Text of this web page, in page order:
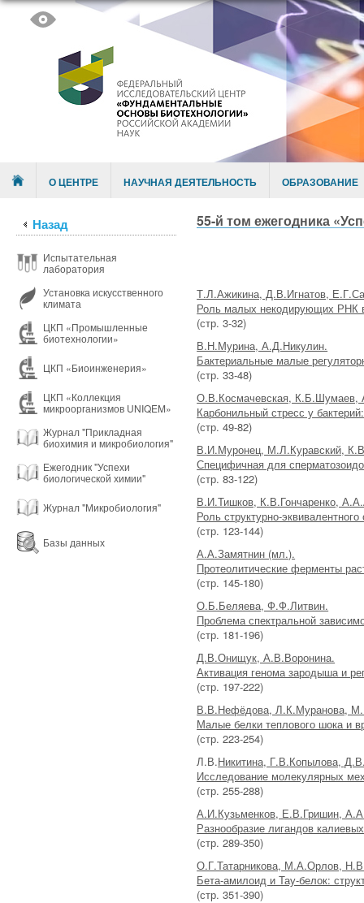
Menu О ЦЕНТРЕ НАУЧНАЯ ДЕЯТЕЛЬНОСТЬ ОБРАЗОВАНИЕ
Назад
Испытательная
лаборатория
Установка искусственного
климата
ЦКП «Промышленные
биотехнологии»
ЦКП «Биоинженерия»
ЦКП «Коллекция
микроорганизмов UNIQEM»
Журнал "Прикладная
биохимия и микробиология"
Ежегодник "Успехи
биологической химии"
Журнал "Микробиология"
Базы данных
55-й том ежегодника
Т.Л.Ажикина, Д.В.Игнатов,
Роль малых некодирующих РНК
(стр. 3-32)
В.Н.Мурина, А.Д.Никулин.
Бактериальные малые
(стр. 33-48)
О.В.Космачевская, К.Б.Шумаев,
Карбонильный стресс у
(стр. 49-82)
В.И.Муронец, М.Л.Куравский,
Специфичная для
(стр. 83-122)
В.И.Тишков, К.В.Гончаренко,
Роль структурно-
(стр. 123-144)
А.А.Замятнин (мл.).
Протеолитические ферменты
(стр. 145-180)
О.Б.Беляева, Ф.Ф.Литвин.
Проблема спектральной
(стр. 181-196)
Д.В.Онищук, А.В.Воронина.
Активация генома зародыша и
(стр. 197-222)
В.В.Нефёдова, Л.К.Муранова,
Малые белки теплового шока и
(стр. 223-254)
Л.В.Никитина, Г.В.Копылова,
Исследование молекулярных
(стр. 255-288)
А.И.Кузьменков, Е.В.Гришин,
Разнообразие лигандов
(стр. 289-350)
О.Г.Татарникова, М.А.Орлов,
Бета-амилоид и Тау-белок:
(стр. 351-390)